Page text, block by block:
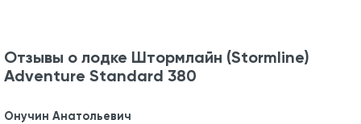
Отзывы о лодке Штормлайн (Stormline)
Adventure Standard 380
Онучин Анатольевич